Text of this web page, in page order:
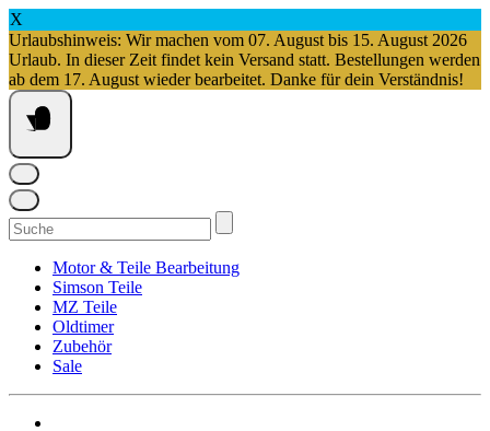
X
Urlaubshinweis: Wir machen vom 07. August bis 15. August 2026
Urlaub. In dieser Zeit findet kein Versand statt. Bestellungen werden
ab dem 17. August wieder bearbeitet. Danke für dein Verständnis!
Springe
zum
Inhalt
Suchen
nach:
Motor & Teile Bearbeitung
Simson Teile
MZ Teile
Oldtimer
Zubehör
Sale